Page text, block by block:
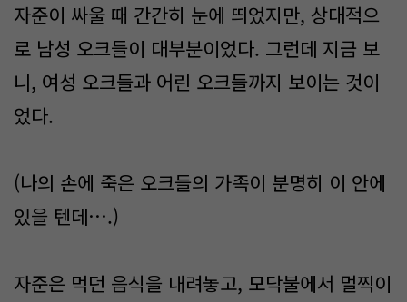
자준이 싸울 때 간간히 눈에 띄었지만, 상대적으
로 남성 오크들이 대부분이었다. 그런데 지금 보
니, 여성 오크들과 어린 오크들까지 보이는 것이
었다.
(나의 손에 죽은 오크들의 가족이 분명히 이 안에
있을 텐데….)
자준은 먹던 음식을 내려놓고, 모닥불에서 멀찍이